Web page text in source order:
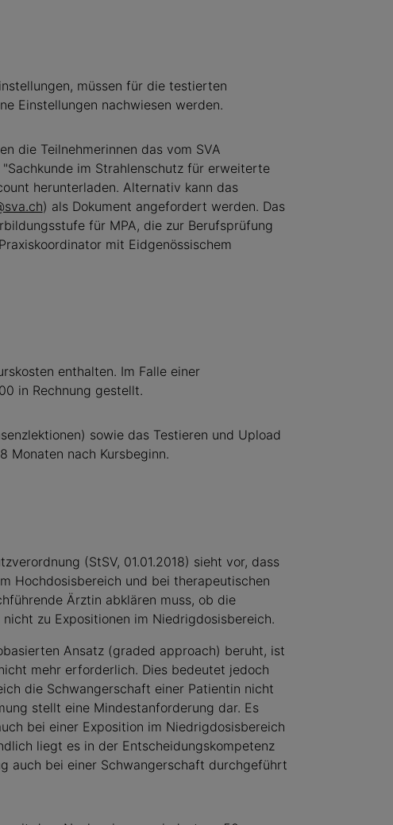
müssen für die testierten
Einstellungen nachwiesen werden.
die Teilnehmerinnen das vom SVA
im Strahlenschutz für erweiterte
herunterladen. Alternativ kann das
) als Dokument angefordert werden. Das
für MPA, die zur Berufsprüfung
mit Eidgenössischem
enthalten. Im Falle einer
in Rechnung gestellt.
sowie das Testieren und Upload
Monaten nach Kursbeginn.
(StSV, 01.01.2018) sieht vor, dass
Hochdosisbereich und bei therapeutischen
Ärztin abklären muss, ob die
zu Expositionen im Niedrigdosisbereich.
Ansatz (graded approach) beruht, ist
mehr erforderlich. Dies bedeutet jedoch
die Schwangerschaft einer Patientin nicht
stellt eine Mindestanforderung dar. Es
bei einer Exposition im Niedrigdosisbereich
liegt es in der Entscheidungskompetenz
auch bei einer Schwangerschaft durchgeführt